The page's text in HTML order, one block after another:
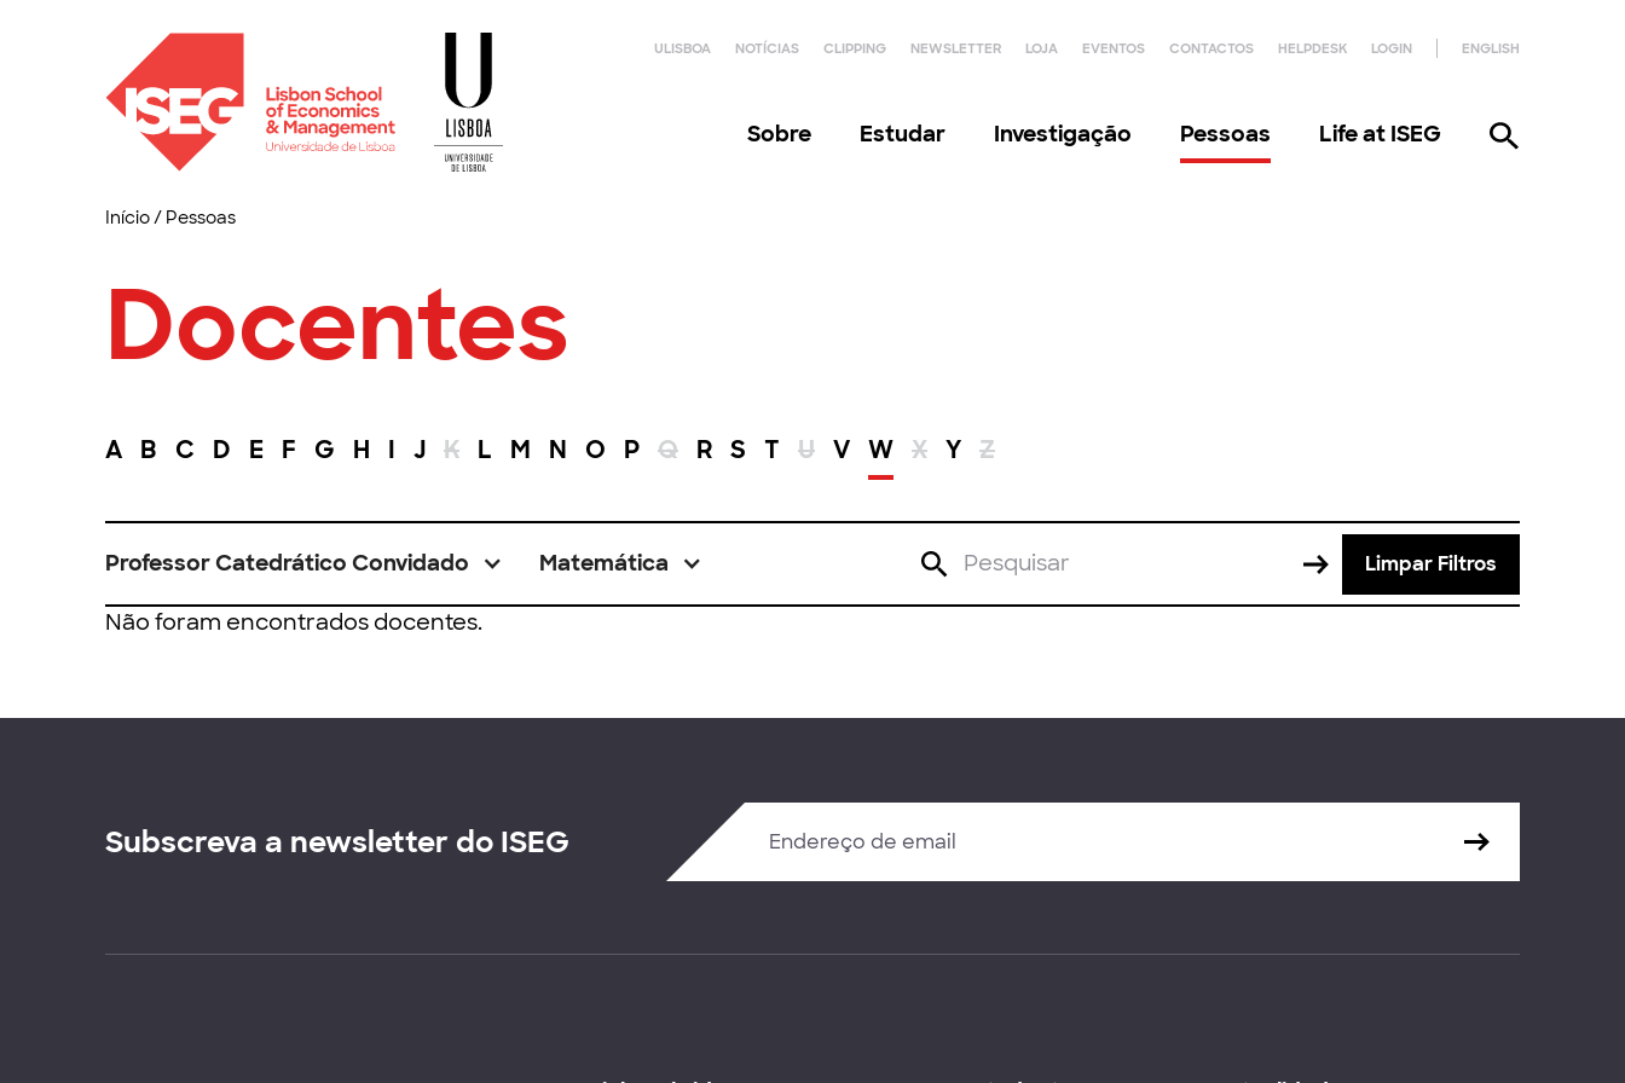
ULISBOA NOTÍCIAS CLIPPING NEWSLETTER LOJA EVENTOS CONTACTOS HELPDESK LOGIN ENGLISH
Sobre Estudar Investigação Pessoas Life at ISEG
Início/ Pessoas
Docentes
A B C D E F G H I J K L M N O P Q R S T U V W X Y Z
Professor Catedrático Convidado Matemática Limpar Filtros
Não foram encontrados docentes.
Subscreva a newsletter do ISEG